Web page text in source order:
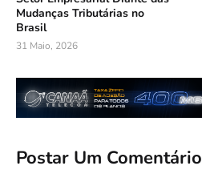
Mudanças Tributárias no
Brasil
31 Maio, 2026
Postar Um Comentário